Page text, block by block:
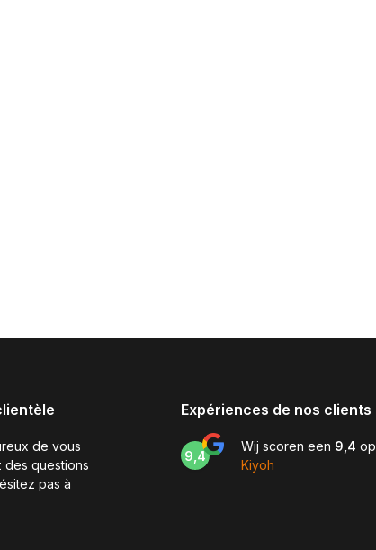
de vous
des questions
pas à
Expériences de nos clients
9,4
Wij scoren een 9,4 op
Kiyoh